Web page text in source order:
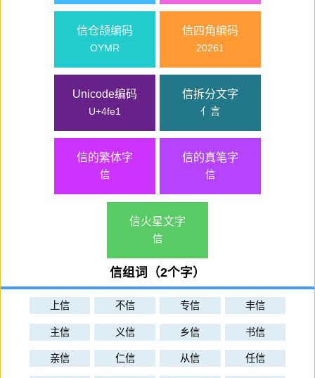
信仓颉编码
OYMR
信四角编码
20261
Unicode编码
U+4fe1
信拆分文字
亻言
信的繁体字
信
信的真笔字
信
信火星文字
信
信组词（2个字）
上信 不信 专信 丰信
主信 义信 乡信 书信
亲信 仁信 从信 任信